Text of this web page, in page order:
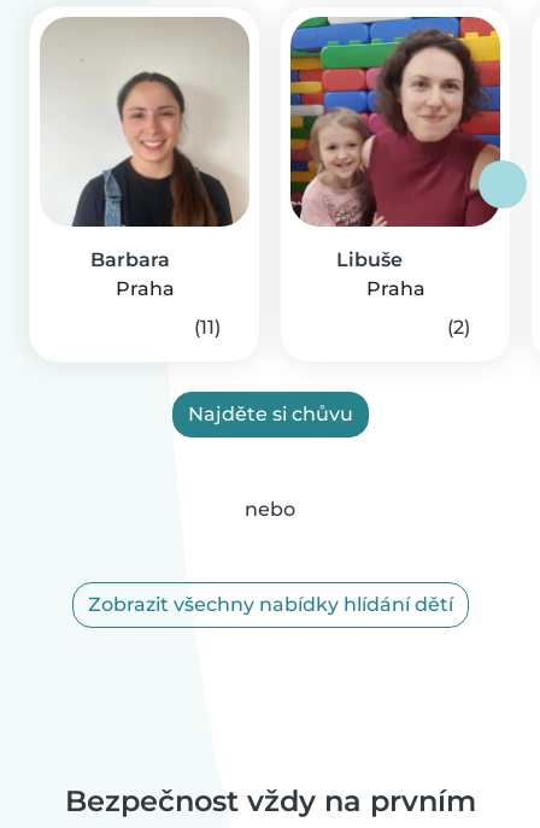
Barbara
Praha
(11)
Libuše
Praha
(2)
Najděte si chůvu
nebo
Zobrazit všechny nabídky hlídání dětí
Bezpečnost vždy na prvním